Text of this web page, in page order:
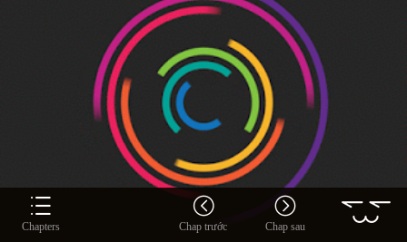
Chapters Chap trước Chap sau